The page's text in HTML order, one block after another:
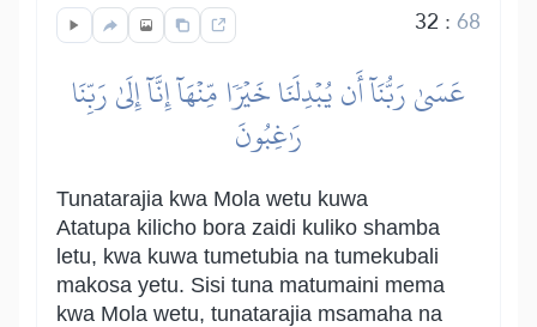
32 :68
عَسَىٰ رَبُّنَآ أَن يُبۡدِلَنَا خَيۡرٗا مِّنۡهَآ إِنَّآ إِلَىٰ رَبِّنَا
رَٰغِبُونَ
Tunatarajia kwa Mola wetu kuwa
Atatupa kilicho bora zaidi kuliko shamba
letu, kwa kuwa tumetubia na tumekubali
makosa yetu. Sisi tuna matumaini mema
kwa Mola wetu, tunatarajia msamaha na